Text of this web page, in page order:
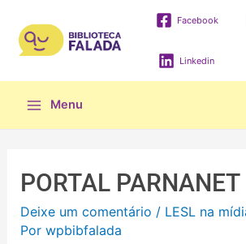
Facebook
Linkedin
Menu
PORTAL PARNANET
Deixe um comentário / LESL na
Por wpbibfalada